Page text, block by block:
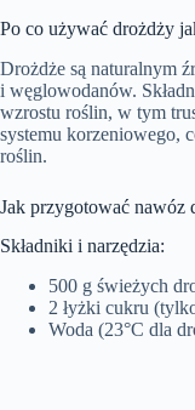
Po co używać drożdży
Drożdże są naturalnym
i węglowodanów.
wzrostu roślin, w tym
systemu korzeniowego,
roślin.
Jak przygotować nawóz
Składniki i narzędzia:
500 g świeżych
2 łyżki cukru
Woda (23°C dla